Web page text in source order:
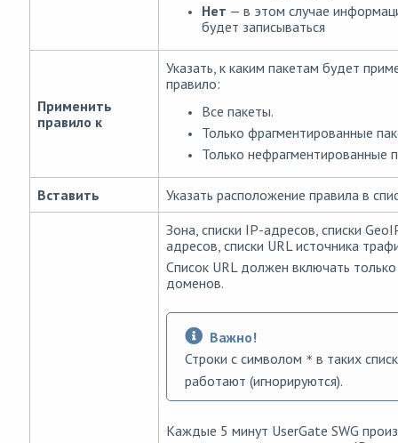
Нет — в этом случае
будет записываться
Применить
правило к
Указать, к каким пакетам будет
правило:
Все пакеты.
Только фрагментированные
Только нефрагментированные
Вставить
Указать расположение правила в
Зона, списки IP-адресов, списки
адресов, списки URL источника
Список URL должен включать
доменов.
Важно!
Строки с символом * в таких
работают (игнорируются).
Каждые 5 минут UserGate SWG